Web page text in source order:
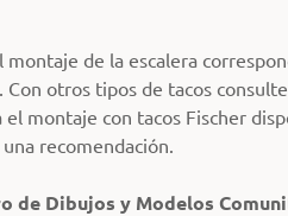
montaje de la escalera
otros tipos de tacos
montaje con tacos Fischer
recomendación.
de Dibujos y Modelos